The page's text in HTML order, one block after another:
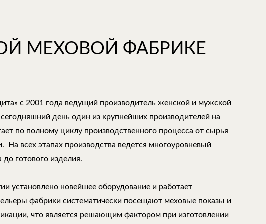
МЕХОВОЙ ФАБРИКЕ
с 2001 года ведущий производитель женской и мужской
день один из крупнейших производителей на
по полному циклу производственного процесса от сырья
На всех этапах производства ведется многоуровневый
до готового изделия.
установлено новейшее оборудование и работает
фабрики систематически посещают меховые показы и
что является решающим фактором при изготовлении